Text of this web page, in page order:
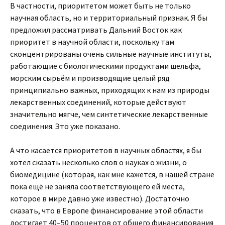
В частности, приоритетом может быть не только
научная область, но и территориальный признак. Я бы
предложил рассматривать Дальний Восток как
приоритет в научной области, поскольку там
сконцентрированы очень сильные научные институты,
работающие с биологическими продуктами шельфа,
морским сырьём и производящие целый ряд
принципиально важных, приходящих к нам из природы
лекарственных соединений, которые действуют
значительно мягче, чем синтетические лекарственные
соединения. Это уже показано.
А что касается приоритетов в научных областях, я бы
хотел сказать несколько слов о науках о жизни, о
биомедицине (которая, как мне кажется, в нашей стране
пока ещё не заняла соответствующего ей места,
которое в мире давно уже известно). Достаточно
сказать, что в Европе финансирование этой области
достигает 40–50 процентов от общего финансирования